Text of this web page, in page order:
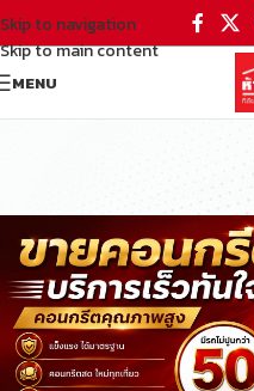
Skip to navigation
Skip to main content
MENU